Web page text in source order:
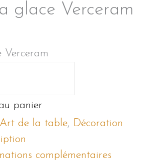
glace Verceram
Verceram
panier
Art de la table, Décoration
complémentaires